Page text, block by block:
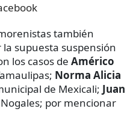
también
supuesta suspensión
los casos de Américo
Norma Alicia
de Mexicali; Juan
por mencionar